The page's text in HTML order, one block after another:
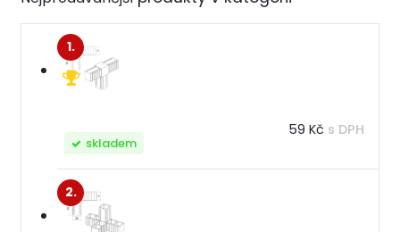
1.
skladem
59 Kč s DPH
2.